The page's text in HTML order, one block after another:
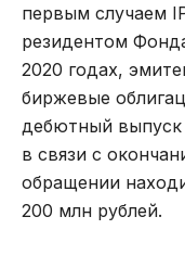
первым случаем
резидентом
2020 годах,
биржевые
дебютный выпуск
в связи с
обращении
200 млн рублей.